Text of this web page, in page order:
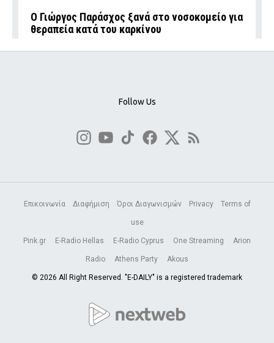
O Γιώργος Παράσχος ξανά στο νοσοκομείο για
θεραπεία κατά του καρκίνου
Follow Us
Επικοινωνία Διαφήμιση Όροι Διαγωνισμών Privacy Terms of
use
Pink.gr E-Radio Hellas E-Radio Cyprus One Streaming Arion
Radio Athens Party Akous
© 2026 All Right Reserved. "E-DAILY" is a registered trademark